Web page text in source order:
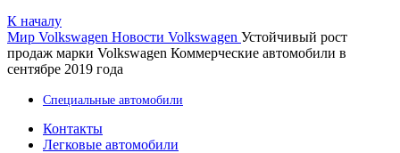
К началу
Мир Volkswagen Новости Volkswagen Устойчивый рост
продаж марки Volkswagen Коммерческие автомобили в
сентябре 2019 года
Специальные автомобили
Контакты
Легковые автомобили